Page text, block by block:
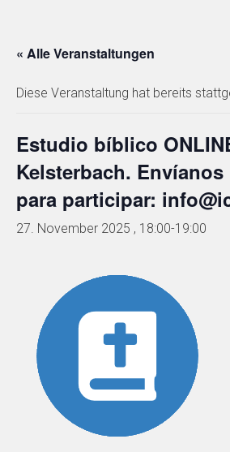
« Alle Veranstaltungen
Diese Veranstaltung hat bereits
Estudio bíblico
Kelsterbach. Envíanos
para participar:
27. November 2025 , 18:00-19:00